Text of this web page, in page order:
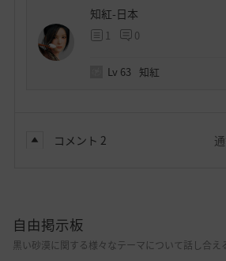
知紅-日本
1 0
Lv 63 知紅
コメント 2
自由掲示板
黒い砂漠に関する様々なテーマについて話し合え